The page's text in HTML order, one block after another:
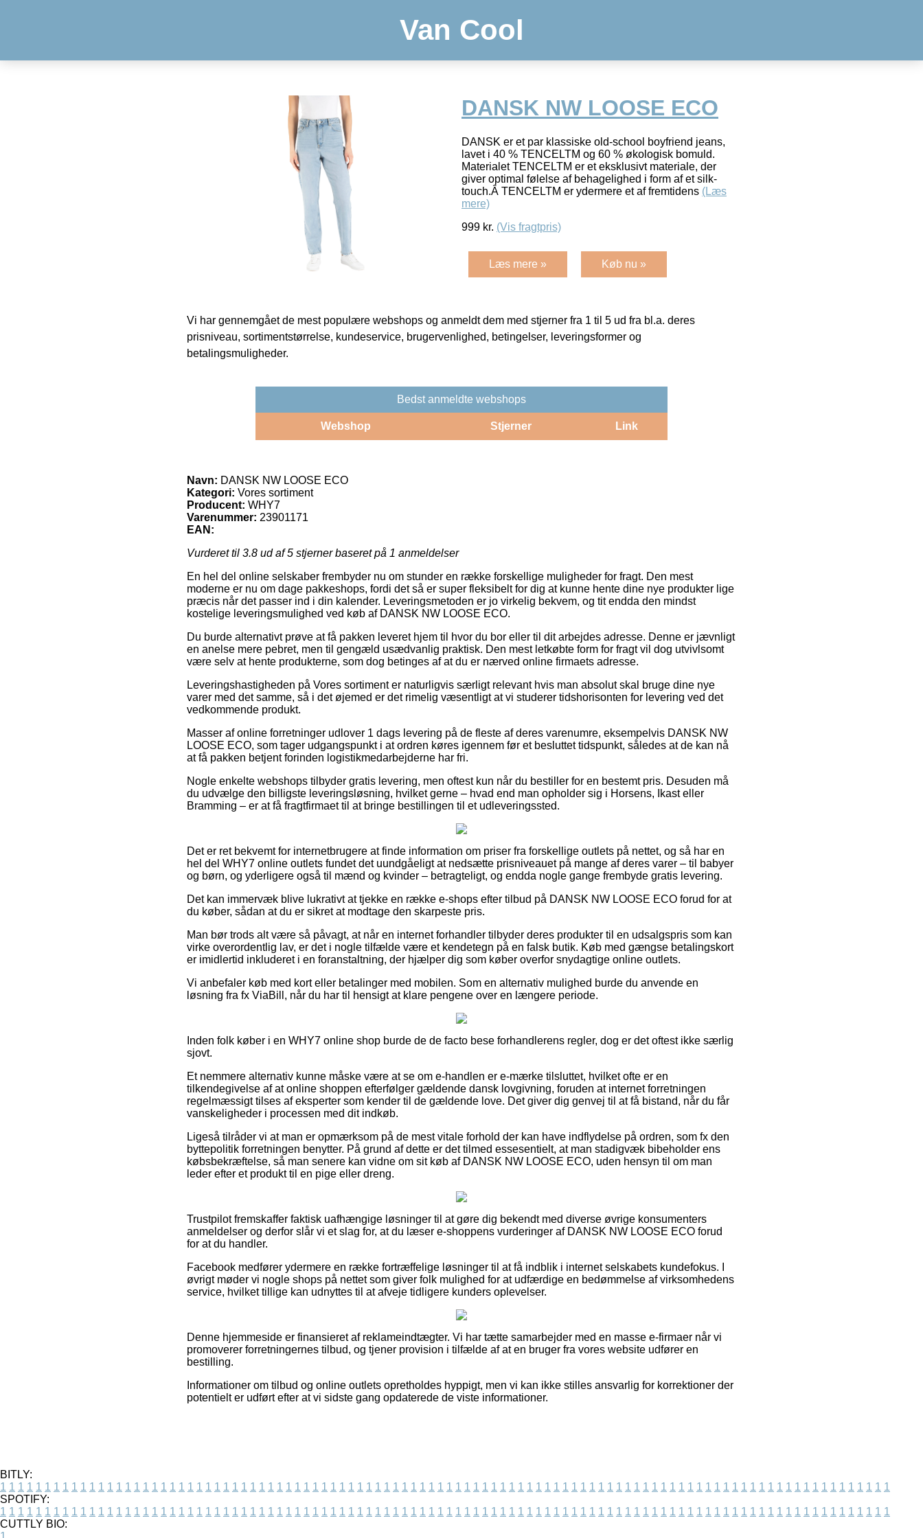
Van Cool
DANSK NW LOOSE ECO
DANSK er et par klassiske old-school boyfriend jeans,
lavet i 40 % TENCELTM og 60 % økologisk bomuld.
Materialet TENCELTM er et eksklusivt materiale, der
giver optimal følelse af behagelighed i form af et silk-
touch.Â TENCELTM er ydermere et af fremtidens (Læs
mere)
999 kr. (Vis fragtpris)
Læs mere » Køb nu »
Vi har gennemgået de mest populære webshops og anmeldt dem med stjerner fra 1 til 5 ud fra bl.a. deres
prisniveau, sortimentstørrelse, kundeservice, brugervenlighed, betingelser, leveringsformer og
betalingsmuligheder.
Bedst anmeldte webshops
Webshop Stjerner Link
Navn: DANSK NW LOOSE ECO
Kategori: Vores sortiment
Producent: WHY7
Varenummer: 23901171
EAN:
Vurderet til 3.8 ud af 5 stjerner baseret på 1 anmeldelser
En hel del online selskaber frembyder nu om stunder en række forskellige muligheder for fragt. Den mest
moderne er nu om dage pakkeshops, fordi det så er super fleksibelt for dig at kunne hente dine nye produkter lige
præcis når det passer ind i din kalender. Leveringsmetoden er jo virkelig bekvem, og tit endda den mindst
kostelige leveringsmulighed ved køb af DANSK NW LOOSE ECO.
Du burde alternativt prøve at få pakken leveret hjem til hvor du bor eller til dit arbejdes adresse. Denne er jævnligt
en anelse mere pebret, men til gengæld usædvanlig praktisk. Den mest letkøbte form for fragt vil dog utvivlsomt
være selv at hente produkterne, som dog betinges af at du er nærved online firmaets adresse.
Leveringshastigheden på Vores sortiment er naturligvis særligt relevant hvis man absolut skal bruge dine nye
varer med det samme, så i det øjemed er det rimelig væsentligt at vi studerer tidshorisonten for levering ved det
vedkommende produkt.
Masser af online forretninger udlover 1 dags levering på de fleste af deres varenumre, eksempelvis DANSK NW
LOOSE ECO, som tager udgangspunkt i at ordren køres igennem før et besluttet tidspunkt, således at de kan nå
at få pakken betjent forinden logistikmedarbejderne har fri.
Nogle enkelte webshops tilbyder gratis levering, men oftest kun når du bestiller for en bestemt pris. Desuden må
du udvælge den billigste leveringsløsning, hvilket gerne – hvad end man opholder sig i Horsens, Ikast eller
Bramming – er at få fragtfirmaet til at bringe bestillingen til et udleveringssted.
Det er ret bekvemt for internetbrugere at finde information om priser fra forskellige outlets på nettet, og så har en
hel del WHY7 online outlets fundet det uundgåeligt at nedsætte prisniveauet på mange af deres varer – til babyer
og børn, og yderligere også til mænd og kvinder – betragteligt, og endda nogle gange frembyde gratis levering.
Det kan immervæk blive lukrativt at tjekke en række e-shops efter tilbud på DANSK NW LOOSE ECO forud for at
du køber, sådan at du er sikret at modtage den skarpeste pris.
Man bør trods alt være så påvagt, at når en internet forhandler tilbyder deres produkter til en udsalgspris som kan
virke overordentlig lav, er det i nogle tilfælde være et kendetegn på en falsk butik. Køb med gængse betalingskort
er imidlertid inkluderet i en foranstaltning, der hjælper dig som køber overfor snydagtige online outlets.
Vi anbefaler køb med kort eller betalinger med mobilen. Som en alternativ mulighed burde du anvende en
løsning fra fx ViaBill, når du har til hensigt at klare pengene over en længere periode.
Inden folk køber i en WHY7 online shop burde de de facto bese forhandlerens regler, dog er det oftest ikke særlig
sjovt.
Et nemmere alternativ kunne måske være at se om e-handlen er e-mærke tilsluttet, hvilket ofte er en
tilkendegivelse af at online shoppen efterfølger gældende dansk lovgivning, foruden at internet forretningen
regelmæssigt tilses af eksperter som kender til de gældende love. Det giver dig genvej til at få bistand, når du får
vanskeligheder i processen med dit indkøb.
Ligeså tilråder vi at man er opmærksom på de mest vitale forhold der kan have indflydelse på ordren, som fx den
byttepolitik forretningen benytter. På grund af dette er det tilmed essesentielt, at man stadigvæk bibeholder ens
købsbekræftelse, så man senere kan vidne om sit køb af DANSK NW LOOSE ECO, uden hensyn til om man
leder efter et produkt til en pige eller dreng.
Trustpilot fremskaffer faktisk uafhængige løsninger til at gøre dig bekendt med diverse øvrige konsumenters
anmeldelser og derfor slår vi et slag for, at du læser e-shoppens vurderinger af DANSK NW LOOSE ECO forud
for at du handler.
Facebook medfører ydermere en række fortræffelige løsninger til at få indblik i internet selskabets kundefokus. I
øvrigt møder vi nogle shops på nettet som giver folk mulighed for at udfærdige en bedømmelse af virksomhedens
service, hvilket tillige kan udnyttes til at afveje tidligere kunders oplevelser.
Denne hjemmeside er finansieret af reklameindtægter. Vi har tætte samarbejder med en masse e-firmaer når vi
promoverer forretningernes tilbud, og tjener provision i tilfælde af at en bruger fra vores website udfører en
bestilling.
Informationer om tilbud og online outlets opretholdes hyppigt, men vi kan ikke stilles ansvarlig for korrektioner der
potentielt er udført efter at vi sidste gang opdaterede de viste informationer.
BITLY:
1 1 1 1 1 1 1 1 1 1 1 1 1 1 1 1 1 1 1 1 1 1 1 1 1 1 1 1 1 1 1 1 1 1 1 1 1 1 1 1 1 1 1 1 1 1 1 1 1 1 1 1 1 1 1 1 1 1 1 1 1 1 1 1 1 1 1 1 1 1 1 1 1 1 1 1 1 1 1 1 1 1 1 1 1 1 1 1 1 1 1 1 1 1 1 1 1 1 1 1
SPOTIFY:
1 1 1 1 1 1 1 1 1 1 1 1 1 1 1 1 1 1 1 1 1 1 1 1 1 1 1 1 1 1 1 1 1 1 1 1 1 1 1 1 1 1 1 1 1 1 1 1 1 1 1 1 1 1 1 1 1 1 1 1 1 1 1 1 1 1 1 1 1 1 1 1 1 1 1 1 1 1 1 1 1 1 1 1 1 1 1 1 1 1 1 1 1 1 1 1 1 1 1 1
CUTTLY BIO: